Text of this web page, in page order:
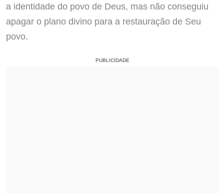
a identidade do povo de Deus, mas não conseguiu
apagar o plano divino para a restauração de Seu
povo.
PUBLICIDADE